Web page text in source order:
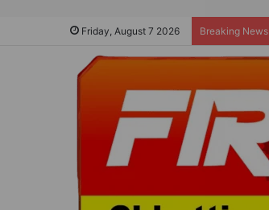
Friday, August 7 2026 Breaking News